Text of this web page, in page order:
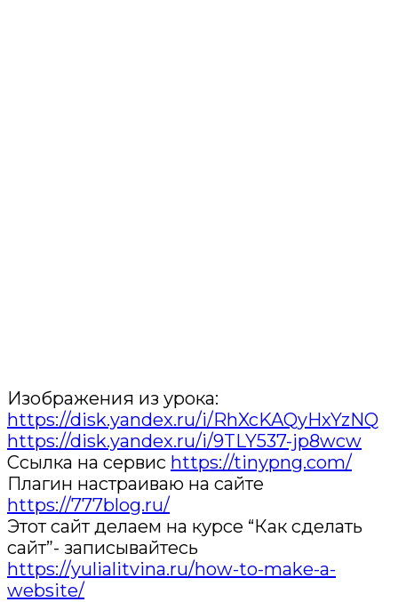
Изображения из урока:
https://disk.yandex.ru/i/RhXcKAQyHxYzNQ
https://disk.yandex.ru/i/9TLY537-jp8wcw
Ссылка на сервис https://tinypng.com/
Плагин настраиваю на сайте
https://777blog.ru/
Этот сайт делаем на курсе “Как сделать
сайт”- записывайтесь
https://yulialitvina.ru/how-to-make-a-
website/